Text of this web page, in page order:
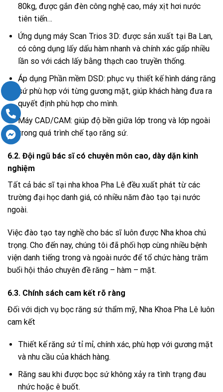
80kg, được gắn đèn công nghệ cao, máy xịt hơi nước
tiên tiến…
Ứng dụng máy Scan Trios 3D: được sản xuất tại Ba Lan,
có công dụng lấy dấu hàm nhanh và chính xác gấp nhiều
lần so với cách lấy bằng thạch cao truyền thống.
Áp dụng Phần mềm DSD: phục vụ thiết kế hình dáng răng
sứ phù hợp với từng gương mặt, giúp khách hàng đưa ra
quyết định phù hợp cho mình.
Máy CAD/CAM: giúp độ bền giữa lớp trong và lớp ngoài
trong quá trình chế tạo răng sứ.
6.2. Đội ngũ bác sĩ có chuyên môn cao, dày dặn kinh
nghiệm
Tất cả bác sĩ tại nha khoa Pha Lê đều xuất phát từ các
trường đại học danh giá, có nhiều năm đào tạo tại nước
ngoài.
Việc đào tạo tay nghề cho bác sĩ luôn được Nha khoa chú
trọng. Cho đến nay, chúng tôi đã phối hợp cùng nhiều bệnh
viện danh tiếng trong và ngoài nước để tổ chức hàng trăm
buổi hội thảo chuyên đề răng – hàm – mặt.
6.3. Chính sách cam kết rõ ràng
Đối với dịch vụ bọc răng sứ thẩm mỹ, Nha Khoa Pha Lê luôn
cam kết
Thiết kế răng sứ tỉ mỉ, chính xác, phù hợp với gương mặt
và nhu cầu của khách hàng.
Răng sau khi được bọc sứ không xảy ra tình trạng đau
nhức hoặc ê buốt.